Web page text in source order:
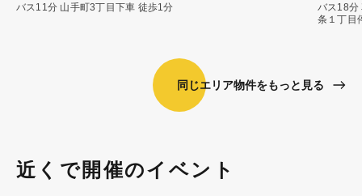
バス11分 山手町3丁目下車 徒歩1分
バス18
条１丁目
同じエリア物件をもっと見る
近くで開催のイベント